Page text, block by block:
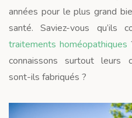
années pour le plus grand
santé. Saviez-vous qu’ils
traitements homéopathiques
connaissons surtout leurs
sont-ils fabriqués ?